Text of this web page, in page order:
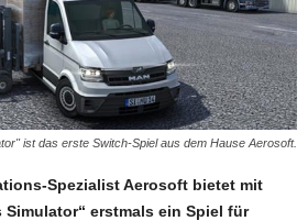
ist das erste Switch-Spiel aus dem Hause Aerosoft.
Spezialist Aerosoft bietet mit
erstmals ein Spiel für